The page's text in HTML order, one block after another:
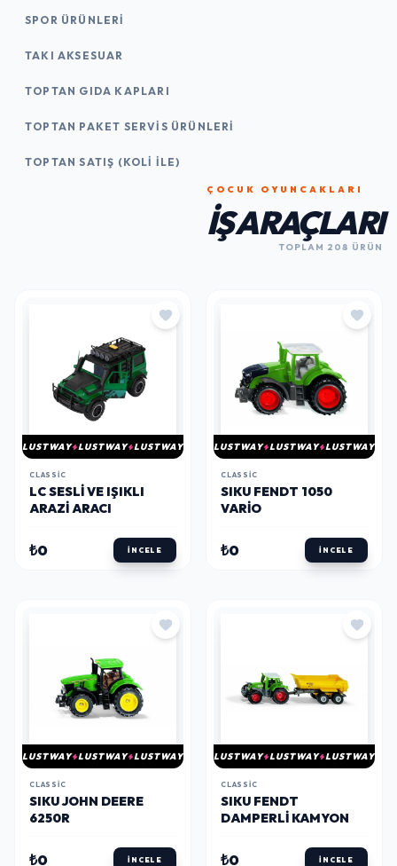
SPOR ÜRÜNLERI
TAKI AKSESUAR
TOPTAN GIDA KAPLARI
TOPTAN PAKET SERVIS ÜRÜNLERI
TOPTAN SATIŞ (KOLI İLE)
ÇOCUK OYUNCAKLARI
İŞ ARAÇLARI
TOPLAM 208 ÜRÜN
LUSTWAY LUSTWAY LUSTWAY
CLASSIC
LC SESLI VE IŞIKLI
ARAZI ARACI
₺0 İNCELE
LUSTWAY LUSTWAY LUSTWAY
CLASSIC
SIKU FENDT 1050
VARIO
₺0 İNCELE
LUSTWAY LUSTWAY LUSTWAY
CLASSIC
SIKU JOHN DEERE
6250R
₺0 İNCELE
LUSTWAY LUSTWAY LUSTWAY
CLASSIC
SIKU FENDT
DAMPERLI KAMYON
₺0 İNCELE